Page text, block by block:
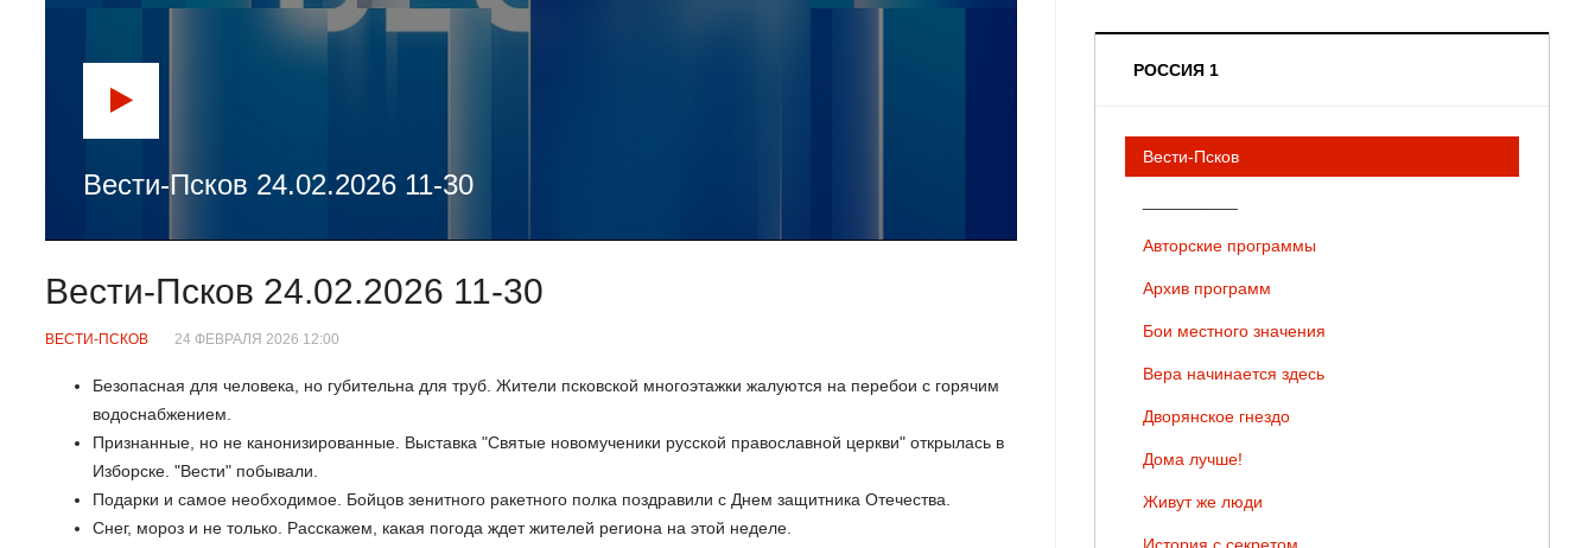
Вести-Псков 24.02.2026 11-30
Вести-Псков 24.02.2026 11-30
ВЕСТИ-ПСКОВ 24 ФЕВРАЛЯ 2026 12:00
Безопасная для человека, но губительна для труб. Жители псковской многоэтажки жалуются на перебои с горячим
водоснабжением.
Признанные, но не канонизированные. Выставка "Святые новомученики русской православной церкви" открылась в
Изборске. "Вести" побывали.
Подарки и самое необходимое. Бойцов зенитного ракетного полка поздравили с Днем защитника Отечества.
Снег, мороз и не только. Расскажем, какая погода ждет жителей региона на этой неделе.
РОССИЯ 1
Вести-Псков
Авторские программы
Архив программ
Бои местного значения
Вера начинается здесь
Дворянское гнездо
Дома лучше!
Живут же люди
История с секретом